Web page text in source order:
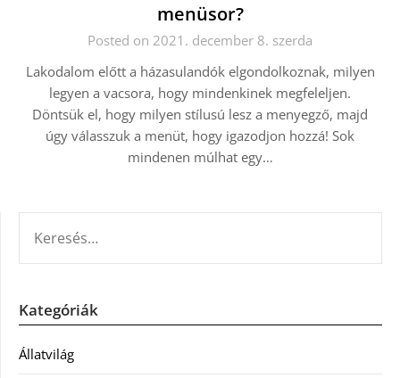
menüsor?
Posted on 2021. december 8. szerda
Lakodalom előtt a házasulandók elgondolkoznak, milyen
legyen a vacsora, hogy mindenkinek megfeleljen.
Döntsük el, hogy milyen stílusú lesz a menyegző, majd
úgy válasszuk a menüt, hogy igazodjon hozzá! Sok
mindenen múlhat egy…
Kategóriák
Állatvilág